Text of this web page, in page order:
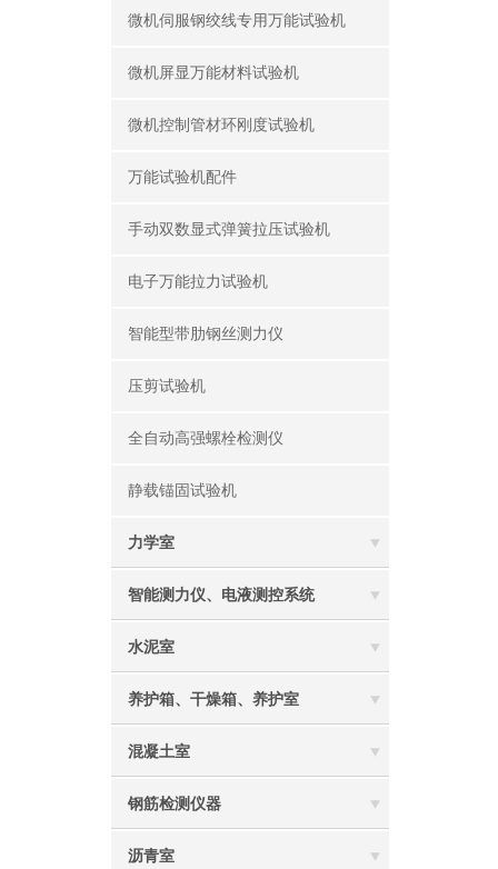
微机伺服钢绞线专用万能试验机
微机屏显万能材料试验机
微机控制管材环刚度试验机
万能试验机配件
手动双数显式弹簧拉压试验机
电子万能拉力试验机
智能型带肋钢丝测力仪
压剪试验机
全自动高强螺栓检测仪
静载锚固试验机
力学室
智能测力仪、电液测控系统
水泥室
养护箱、干燥箱、养护室
混凝土室
钢筋检测仪器
沥青室